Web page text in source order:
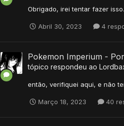
Obrigado, irei tentar fazer isso.
Abril 30, 2023 4
Pokemon Imperium -
tópico respondeu ao
então, verifiquei aqui, e não
Março 18, 2023 40